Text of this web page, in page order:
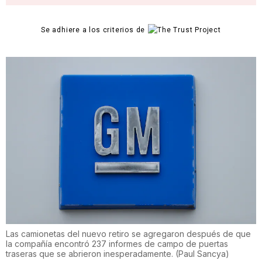
Se adhiere a los criterios de
Las camionetas del nuevo retiro se agregaron después de que
la compañía encontró 237 informes de campo de puertas
traseras que se abrieron inesperadamente. (Paul Sancya)